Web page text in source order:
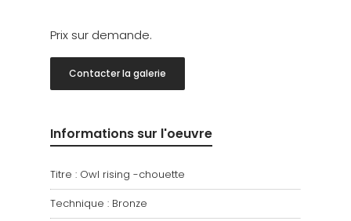
Prix sur demande.
Contacter la galerie
Informations sur l'oeuvre
Titre : Owl rising -chouette
Technique : Bronze